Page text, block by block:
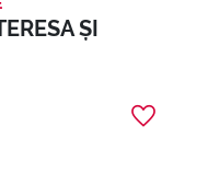
ȘI